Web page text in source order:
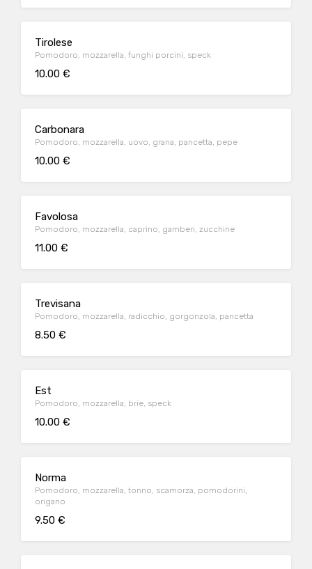
Tirolese
Pomodoro, mozzarella, funghi porcini, speck
10.00 €
Carbonara
Pomodoro, mozzarella, uovo, grana, pancetta, pepe
10.00 €
Favolosa
Pomodoro, mozzarella, caprino, gamberi, zucchine
11.00 €
Trevisana
Pomodoro, mozzarella, radicchio, gorgonzola, pancetta
8.50 €
Est
Pomodoro, mozzarella, brie, speck
10.00 €
Norma
Pomodoro, mozzarella, tonno, scamorza, pomodorini,
origano
9.50 €